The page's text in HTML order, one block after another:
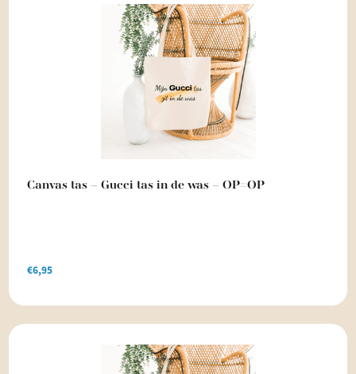
Canvas tas – Gucci tas in de was – OP=OP
€6,95